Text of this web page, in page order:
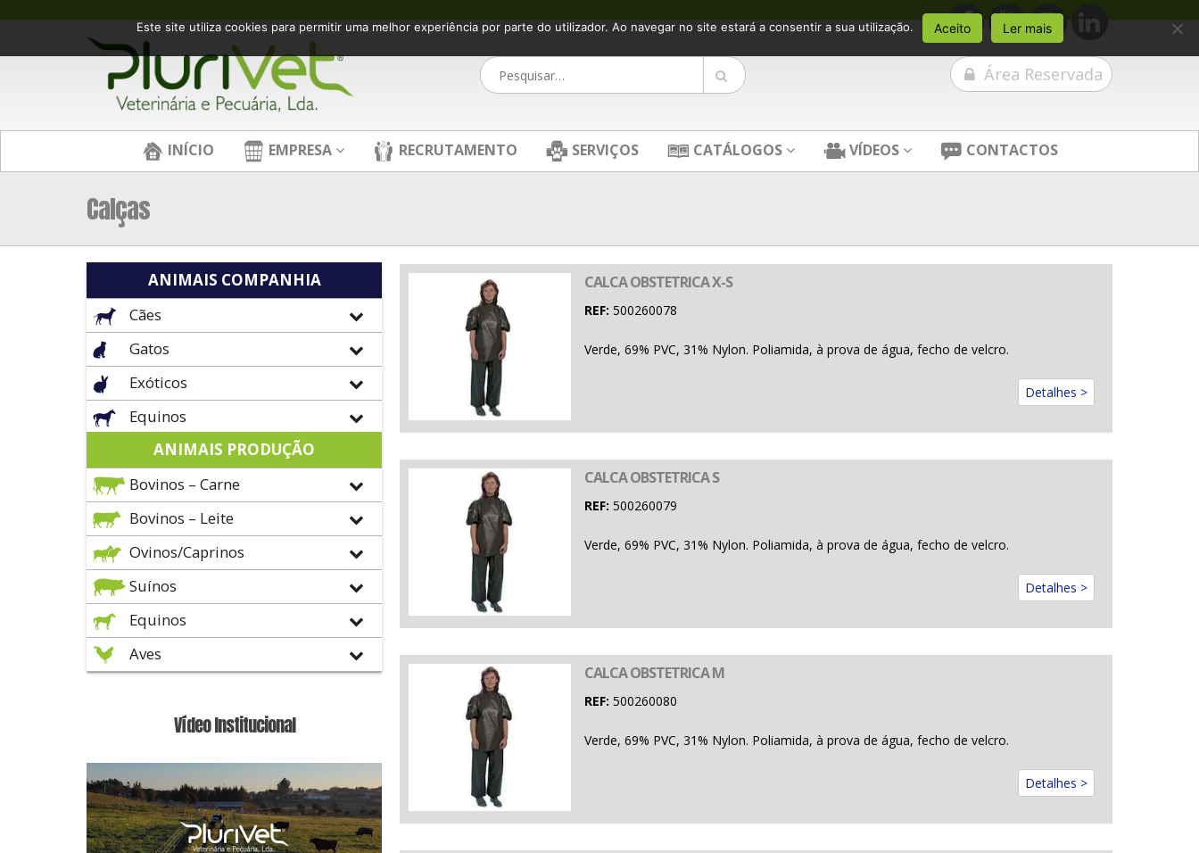
Área Reservada
INÍCIO EMPRESA RECRUTAMENTO SERVIÇOS CATÁLOGOS VÍDEOS CONTACTOS
Calças
CALCA OBSTETRICA X-S
REF: 500260078
Verde, 69% PVC, 31% Nylon. Poliamida, à prova de água, fecho de velcro.
Detalhes >
CALCA OBSTETRICA S
REF: 500260079
Verde, 69% PVC, 31% Nylon. Poliamida, à prova de água, fecho de velcro.
Detalhes >
CALCA OBSTETRICA M
REF: 500260080
Verde, 69% PVC, 31% Nylon. Poliamida, à prova de água, fecho de velcro.
Detalhes >
ANIMAIS COMPANHIA
Cães
Gatos
Exóticos
Equinos
ANIMAIS PRODUÇÃO
Bovinos – Carne
Bovinos – Leite
Ovinos/Caprinos
Suínos
Equinos
Aves
Vídeo Institucional
Este site utiliza cookies para permitir uma melhor experiência por parte do utilizador. Ao navegar no site estará a consentir a sua utilização. Aceito Ler mais